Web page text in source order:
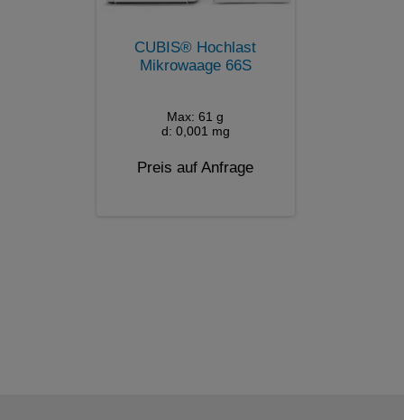
CUBIS® Hochlast
Mikrowaage 66S
Max: 61 g
d: 0,001 mg
Preis auf Anfrage